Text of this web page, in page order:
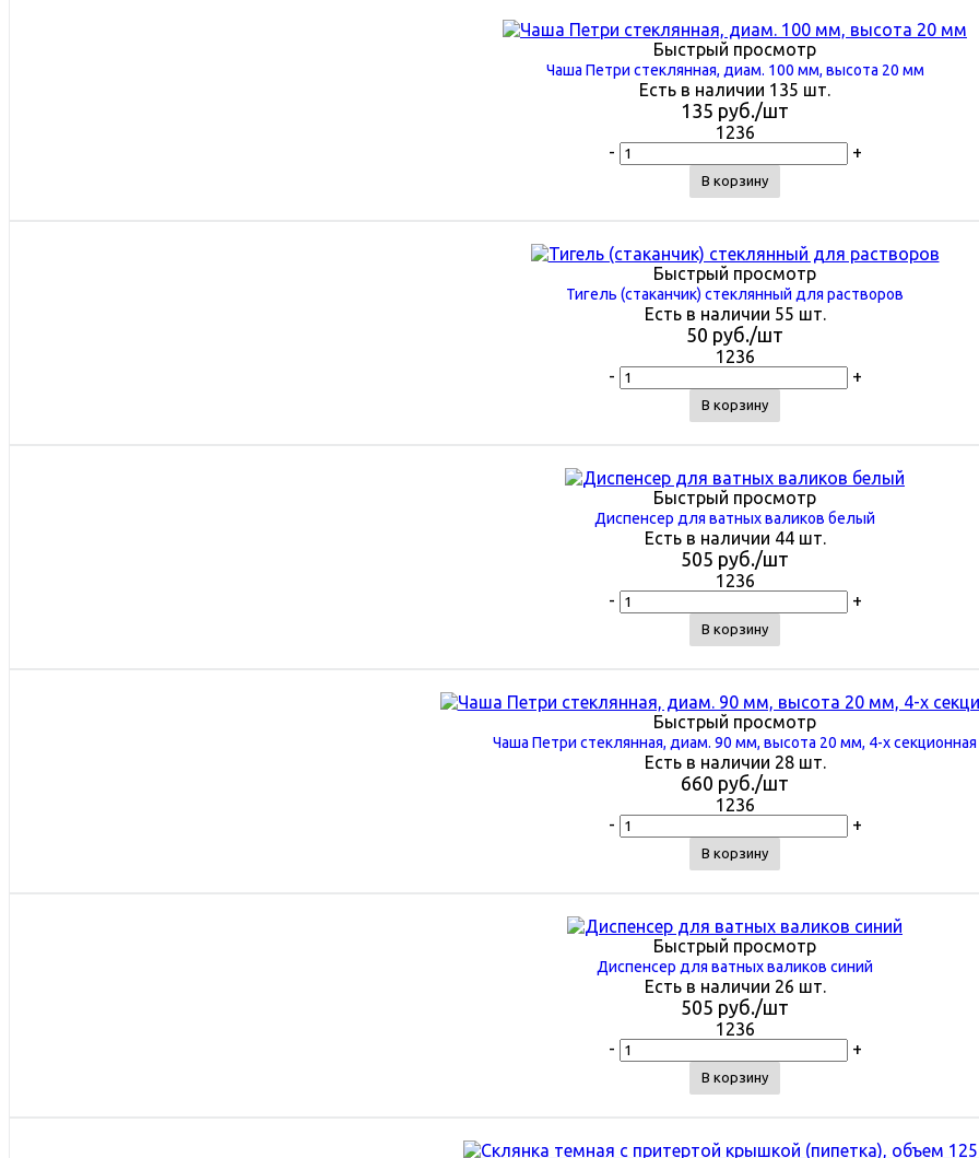
Быстрый просмотр
Чаша Петри стеклянная, диам. 100 мм, высота 20 мм
Есть в наличии 135 шт.
135 руб./шт
1236
-
+
В корзину
Быстрый просмотр
Тигель (стаканчик) стеклянный для растворов
Есть в наличии 55 шт.
50 руб./шт
1236
-
+
В корзину
Быстрый просмотр
Диспенсер для ватных валиков белый
Есть в наличии 44 шт.
505 руб./шт
1236
-
+
В корзину
Быстрый просмотр
Чаша Петри стеклянная, диам. 90 мм, высота 20 мм, 4-х секционная
Есть в наличии 28 шт.
660 руб./шт
1236
-
+
В корзину
Быстрый просмотр
Диспенсер для ватных валиков синий
Есть в наличии 26 шт.
505 руб./шт
1236
-
+
В корзину